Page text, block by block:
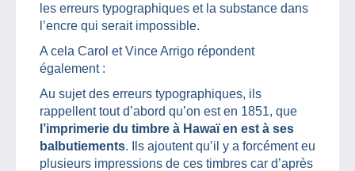
les erreurs typographiques et la substance dans
l’encre qui serait impossible.
A cela Carol et Vince Arrigo répondent
également :
Au sujet des erreurs typographiques, ils
rappellent tout d’abord qu’on est en 1851, que
l’imprimerie du timbre à Hawaï en est à ses
balbutiements. Ils ajoutent qu’il y a forcément eu
plusieurs impressions de ces timbres car d’après